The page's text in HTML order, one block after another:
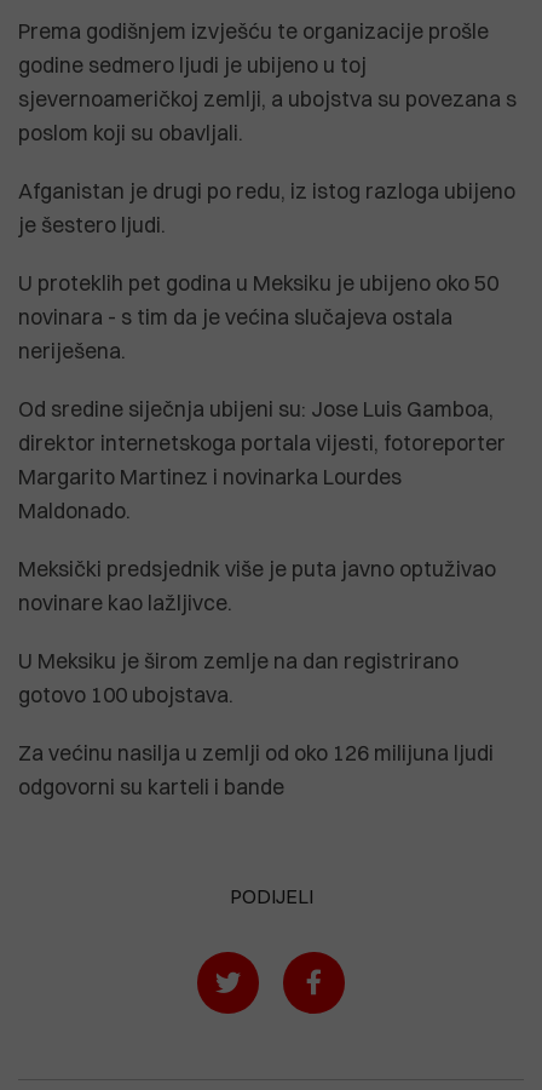
Prema godišnjem izvješću te organizacije prošle
godine sedmero ljudi je ubijeno u toj
sjevernoameričkoj zemlji, a ubojstva su povezana s
poslom koji su obavljali.
Afganistan je drugi po redu, iz istog razloga ubijeno
je šestero ljudi.
U proteklih pet godina u Meksiku je ubijeno oko 50
novinara - s tim da je većina slučajeva ostala
neriješena.
Od sredine siječnja ubijeni su: Jose Luis Gamboa,
direktor internetskoga portala vijesti, fotoreporter
Margarito Martinez i novinarka Lourdes
Maldonado.
Meksički predsjednik više je puta javno optuživao
novinare kao lažljivce.
U Meksiku je širom zemlje na dan registrirano
gotovo 100 ubojstava.
Za većinu nasilja u zemlji od oko 126 milijuna ljudi
odgovorni su karteli i bande
PODIJELI